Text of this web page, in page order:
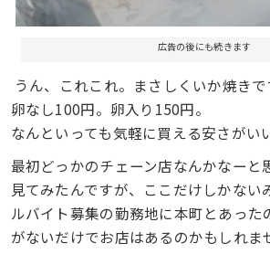
広告の後にも続きます
うん、これこれ。まさしくいか焼きで
卵なし100円。卵入り150円。
なんといっても気軽に買える安さがい
最初どっかのチェーン店なんかなーと
見てみたんですが、ここだけしかない
ルバイト募集の勤務地に本町とあった
がないだけでお店はあるのかもしれま